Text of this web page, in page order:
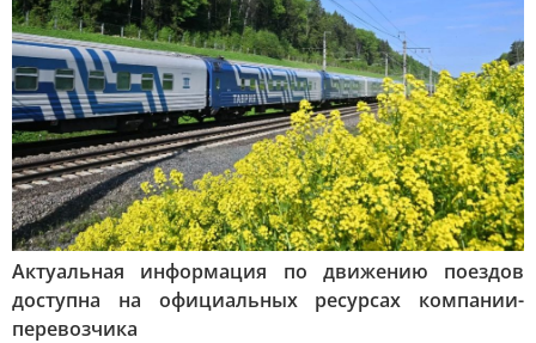
Актуальная информация по движению поездов
доступна на официальных ресурсах компании-
перевозчика